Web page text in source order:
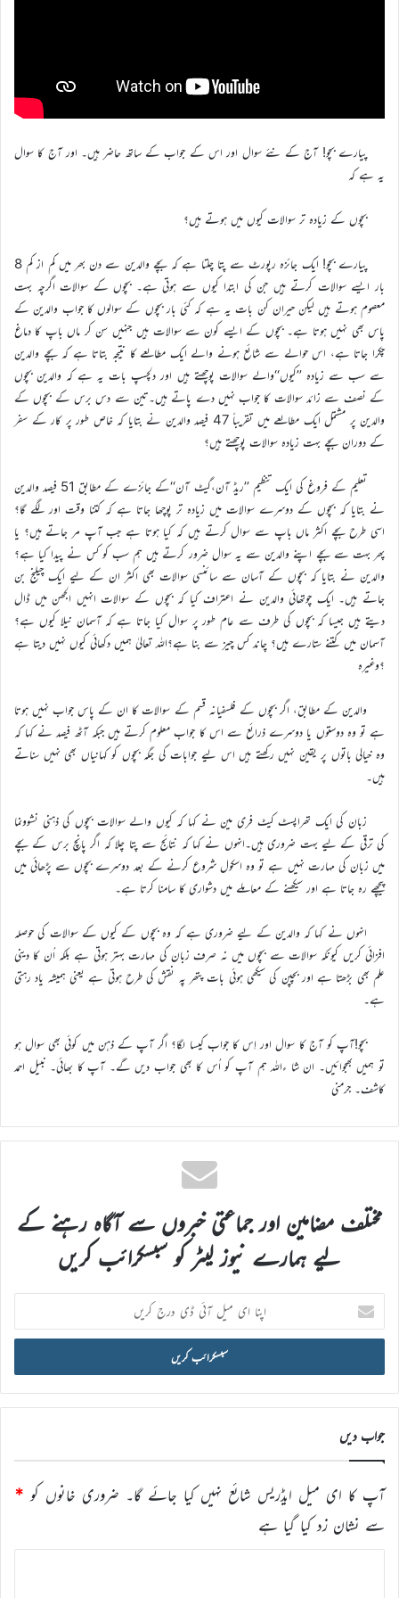
پیارے بچو! آج کے نئے سوال اور اس کے جواب کے ساتھ حاضر ہیں۔ اور آج کا سوال
یہ ہے کہ
بچوں کے زیادہ تر سوالات کیوں میں ہوتے ہیں؟
پیارے بچو! ایک جائزہ رپورٹ سے پتا چلتا ہے کہ بچے والدین سے دن بھر میں کم از کم 8
بار ایسے سوالات کرتے ہیں جن کی ابتدا کیوں سے ہوتی ہے۔ بچوں کے سوالات اگرچہ بہت
معصوم ہوتے ہیں لیکن حیران کن بات یہ ہے کہ کئی بار بچوں کے سوالوں کا جواب والدین کے
پاس بھی نہیں ہوتا ہے۔ بچوں کے ایسے کون سے سوالات ہیں جنہیں سن کر ماں باپ کا دماغ
چکرا جاتا ہے، اس حوالے سے شائع ہونے والے ایک مطالعے کا نتیجہ بتاتا ہے کہ بچے والدین
سے سب سے زیادہ ’’کیوں‘‘والے سوالات پوچھتے ہیں اور دلچسپ بات یہ ہے کہ والدین بچوں
کے نصف سے زائد سوالات کا جواب نہیں دے پاتے ہیں۔تین سے دس برس کے بچوں کے
والدین پر مشتمل ایک مطالعے میں تقریباً 47 فیصد والدین نے بتایا کہ خاص طور پر کار کے سفر
کے دوران بچے بہت زیادہ سوالات پوچھتے ہیں؟
تعلیم کے فروغ کی ایک تنظیم ’’ریڈ آن،گیٹ آن‘‘کے جائزے کے مطابق 51 فیصد والدین
نے بتایا کہ بچوں کے دوسرے سوالات میں زیادہ تر پوچھا جاتا ہے کہ کتنا وقت اور لگے گا؟
اسی طرح بچے اکثر ماں باپ سے سوال کرتے ہیں کہ کیا ہوتا ہے جب آپ مر جاتے ہیں؟ یا
پھر بہت سے بچے اپنے والدین سے یہ سوال ضرور کرتے ہیں ہم سب کو کس نے پیدا کیا ہے؟
والدین نے بتایا کہ بچوں کے آسان سے سائنسی سوالات بھی اکثر ان کے لیے ایک چیلنج بن
جاتے ہیں۔ ایک چوتھائی والدین نے اعتراف کیا کہ بچوں کے سوالات انہیں الجھن میں ڈال
دیتے ہیں جیسا کہ بچوں کی طرف سے عام طور پر سوال کیا جاتا ہے کہ آسمان نیلا کیوں ہے؟
آسمان میں کتنے ستارے ہیں؟ چاند کس چیز سے بنا ہے؟اللہ تعالیٰ ہمیں دکھائی کیوں نہیں دیتا ہے
؟وغیرہ
والدین کے مطابق، اگر بچوں کے فلسفیانہ قسم کے سوالات کا ان کے پاس جواب نہیں ہوتا
ہے تو وہ دوستوں یا دوسرے ذرائع سے اس کا جواب معلوم کرتے ہیں جبکہ آٹھ فیصد نے کہا کہ
وہ خیالی باتوں پر یقین نہیں رکھتے ہیں اس لیے جوابات کی جگہ بچوں کو کہانیاں بھی نہیں سناتے
ہیں۔
زبان کی ایک تھراپسٹ کیٹ فری مین نے کہا کہ کیوں والے سوالات بچوں کی ذہنی نشوونما
کی ترقی کے لیے بہت ضروری ہیں۔انہوں نے کہا کہ نتائج سے پتا چلا کہ اگر پانچ برس کے بچے
میں زبان کی مہارت نہیں ہے تو وہ اسکول شروع کرنے کے بعد دوسرے بچوں سے پڑھائی میں
پیچھے رہ جاتا ہے اور سیکھنے کے معاملے میں دشواری کا سامنا کرتا ہے۔
انہوں نے کہا کہ والدین کے لیے ضروری ہے کہ وہ بچوں کے کیوں کے سوالات کی حوصلہ
افزائی کریں کیونکہ سوالات سے بچوں میں نہ صرف زبان کی مہارت بہتر ہوتی ہے بلکہ اُن کا دینی
علم بھی بڑھتا ہے اور بچپن کی سیکھی ہوئی بات پتھر پہ نقش کی طرح ہوتی ہے یعنی ہمیشہ یاد رہتی
ہے۔
بچو!آپ کو آج کا سوال اور اِس کا جواب کیسا لگا؟ اگر آپ کے ذہن میں کوئی بھی سوال ہو
تو ہمیں بھجوائیں۔ ان شا ءاللہ ہم آپ کو اُس کا بھی جواب دیں گے۔ آپ کا بھائی۔ نبیل احمد
کاشف۔ جرمنی
مختلف مضامین اور جماعتی خبروں سے آگاہ رہنے کے
لیے ہمارے نیوز لیٹر کو سبسکرائب کریں
اپنا
ای
میل
ڈی
درج
کریں
جواب دیں
آپ کا ای میل ایڈریس شائع نہیں کیا جائے گا۔ ضروری خانوں کو *
سے نشان زد کیا گیا ہے